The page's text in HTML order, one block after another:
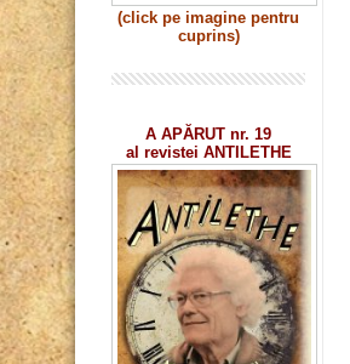
(click pe imagine pentru
cuprins)
A APĂRUT nr. 19
al revistei ANTILETHE